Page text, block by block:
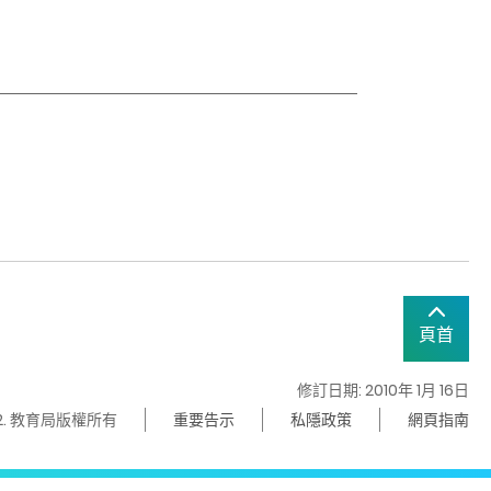
頁首
修訂日期: 2010年 1月 16日
教育局版權所有
重要告示 私隱政策 網頁指南